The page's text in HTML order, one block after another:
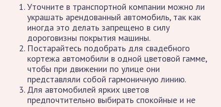
Уточните в транспортной компании можно ли
украшать арендованный автомобиль, так как
иногда это делать запрещено в силу
дороговизны покрытия машины.
Постарайтесь подобрать для свадебного
кортежа автомобили в одной цветовой гамме,
чтобы при движении по улице они
представляли собой гармоничную линию.
Для автомобилей ярких цветов
предпочтительно выбирать спокойные и не